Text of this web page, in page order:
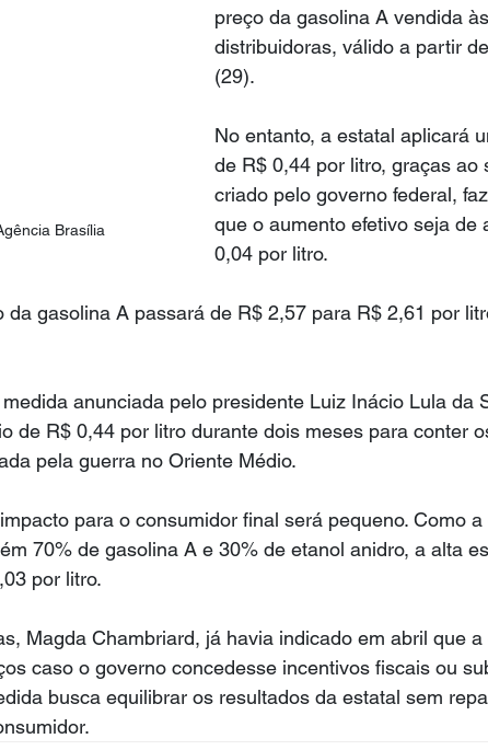
Brasília
preço da gasolina A vendida às
distribuidoras, válido a partir
(29).
No entanto, a estatal aplicará
de R$ 0,44 por litro, graças ao
criado pelo governo federal,
que o aumento efetivo seja de
0,04 por litro.
da gasolina A passará de R$ 2,57 para R$ 2,61 por
anunciada pelo presidente Luiz Inácio Lula da
de R$ 0,44 por litro durante dois meses para conter
pela guerra no Oriente Médio.
para o consumidor final será pequeno. Como
70% de gasolina A e 30% de etanol anidro, a alta
por litro.
Magda Chambriard, já havia indicado em abril que
caso o governo concedesse incentivos fiscais ou
busca equilibrar os resultados da estatal sem